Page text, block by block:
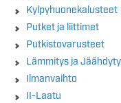
Kylpyhuonekalusteet
Putket ja liittimet
Putkistovarusteet
Lämmitys ja
Ilmanvaihto
II-Laatu